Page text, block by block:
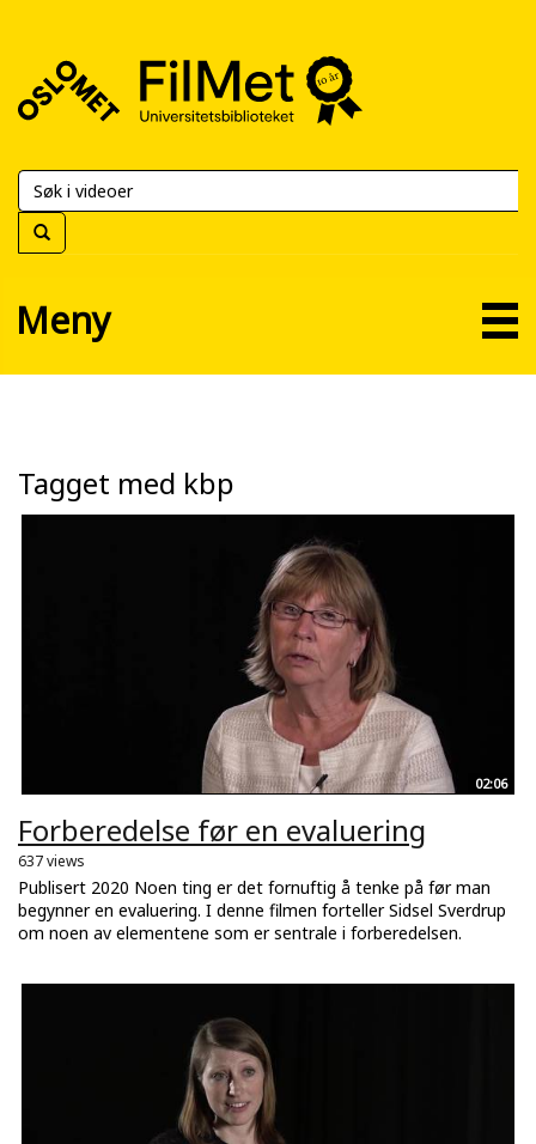
FilMet
Universitetsbiblioteket
Meny
Tagget med kbp
02:06
Forberedelse før en evaluering
637 views
Publisert 2020 Noen ting er det fornuftig å tenke på før man
begynner en evaluering. I denne filmen forteller Sidsel Sverdrup
om noen av elementene som er sentrale i forberedelsen.